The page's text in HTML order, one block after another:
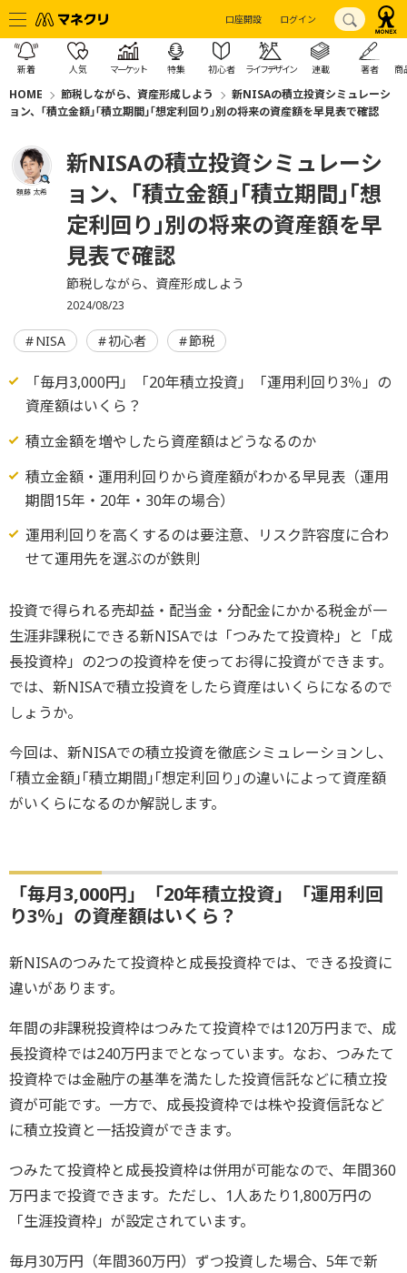
口座開設 ログイン
新着 人気 マーケット 特集 初心者 ライフデザイン 連載 著者 商
HOME 節税しながら、資産形成しよう
新NISAの積立投資シミュレーシ
ョン、｢積立金額｣｢積立期間｣｢想定利回り｣別の将来の資産額を早見表で確認
頼藤 太希
新NISAの積立投資シミュレーシ
ョン、｢積立金額｣｢積立期間｣｢想
定利回り｣別の将来の資産額を早
見表で確認
節税しながら、資産形成しよう
2024/08/23
NISA 初心者 節税
「毎月3,000円」「20年積立投資」「運用利回り3％」の
資産額はいくら？
積立金額を増やしたら資産額はどうなるのか
積立金額・運用利回りから資産額がわかる早見表（運用
期間15年・20年・30年の場合）
運用利回りを高くするのは要注意、リスク許容度に合わ
せて運用先を選ぶのが鉄則
投資で得られる売却益・配当金・分配金にかかる税金が一
生涯非課税にできる新NISAでは「つみたて投資枠」と「成
長投資枠」の2つの投資枠を使ってお得に投資ができます。
では、新NISAで積立投資をしたら資産はいくらになるので
しょうか。
今回は、新NISAでの積立投資を徹底シミュレーションし、
｢積立金額｣｢積立期間｣｢想定利回り｣の違いによって資産額
がいくらになるのか解説します。
「毎月3,000円」「20年積立投資」「運用利回
り3％」の資産額はいくら？
新NISAのつみたて投資枠と成長投資枠では、できる投資に
違いがあります。
年間の非課税投資枠はつみたて投資枠では120万円まで、成
長投資枠では240万円までとなっています。なお、つみたて
投資枠では金融庁の基準を満たした投資信託などに積立投
資が可能です。一方で、成長投資枠では株や投資信託など
に積立投資と一括投資ができます。
つみたて投資枠と成長投資枠は併用が可能なので、年間360
万円まで投資できます。ただし、1人あたり1,800万円の
「生涯投資枠」が設定されています。
毎月30万円（年間360万円）ずつ投資した場合、5年で新